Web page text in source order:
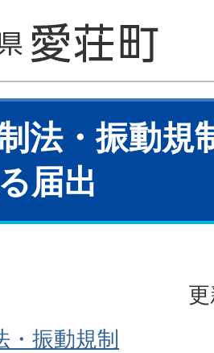
法・振動規
届出
・振動規制